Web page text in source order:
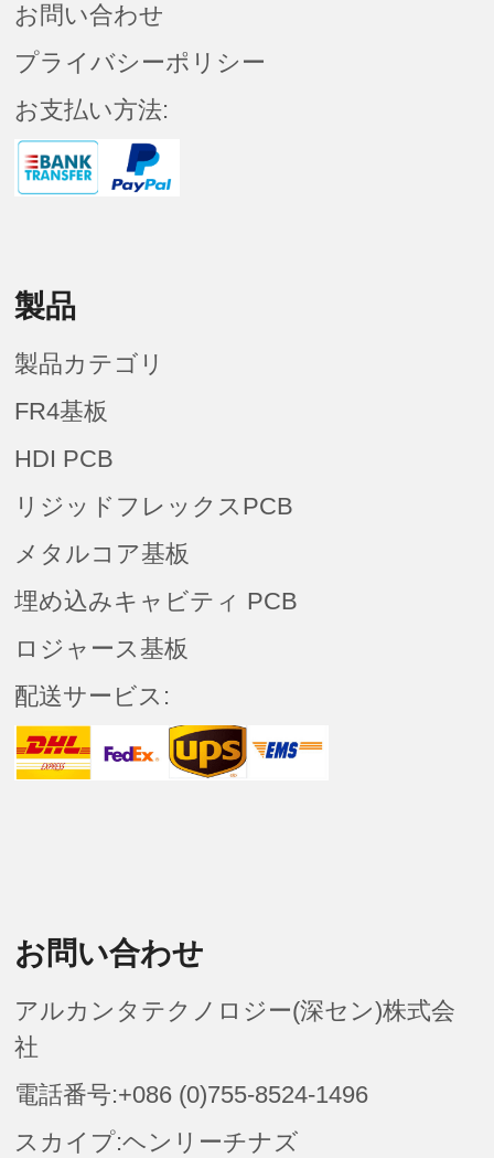
お問い合わせ
プライバシーポリシー
お支払い方法:
製品
製品カテゴリ
FR4基板
HDI PCB
リジッドフレックスPCB
メタルコア基板
埋め込みキャビティ PCB
ロジャース基板
配送サービス:
お問い合わせ
アルカンタテクノロジー(深セン)株式会
社
電話番号:+086 (0)755-8524-1496
スカイプ:ヘンリーチナズ